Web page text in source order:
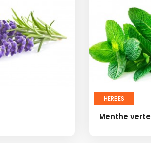
HERBES
Menthe verte